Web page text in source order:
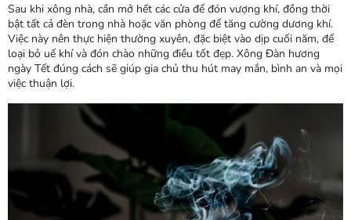
Sau khi xông nhà, cần mở hết các cửa để đón vượng khí, đồng thời
bật tất cả đèn trong nhà hoặc văn phòng để tăng cường dương khí.
Việc này nên thực hiện thường xuyên, đặc biệt vào dịp cuối năm, để
loại bỏ uế khí và đón chào những điều tốt đẹp. Xông Đàn hương
ngày Tết đúng cách sẽ giúp gia chủ thu hút may mắn, bình an và mọi
việc thuận lợi.